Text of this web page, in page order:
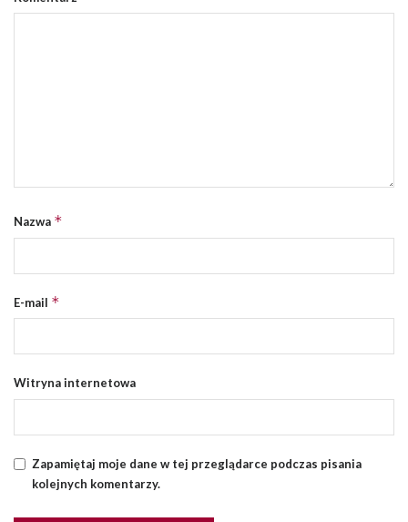
Nazwa *
E-mail *
Witryna internetowa
Zapamiętaj moje dane w tej przeglądarce podczas pisania
kolejnych komentarzy.